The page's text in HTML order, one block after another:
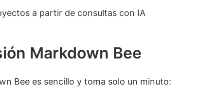
a partir de consultas con IA
Markdown Bee
Bee es sencillo y toma solo un minuto: